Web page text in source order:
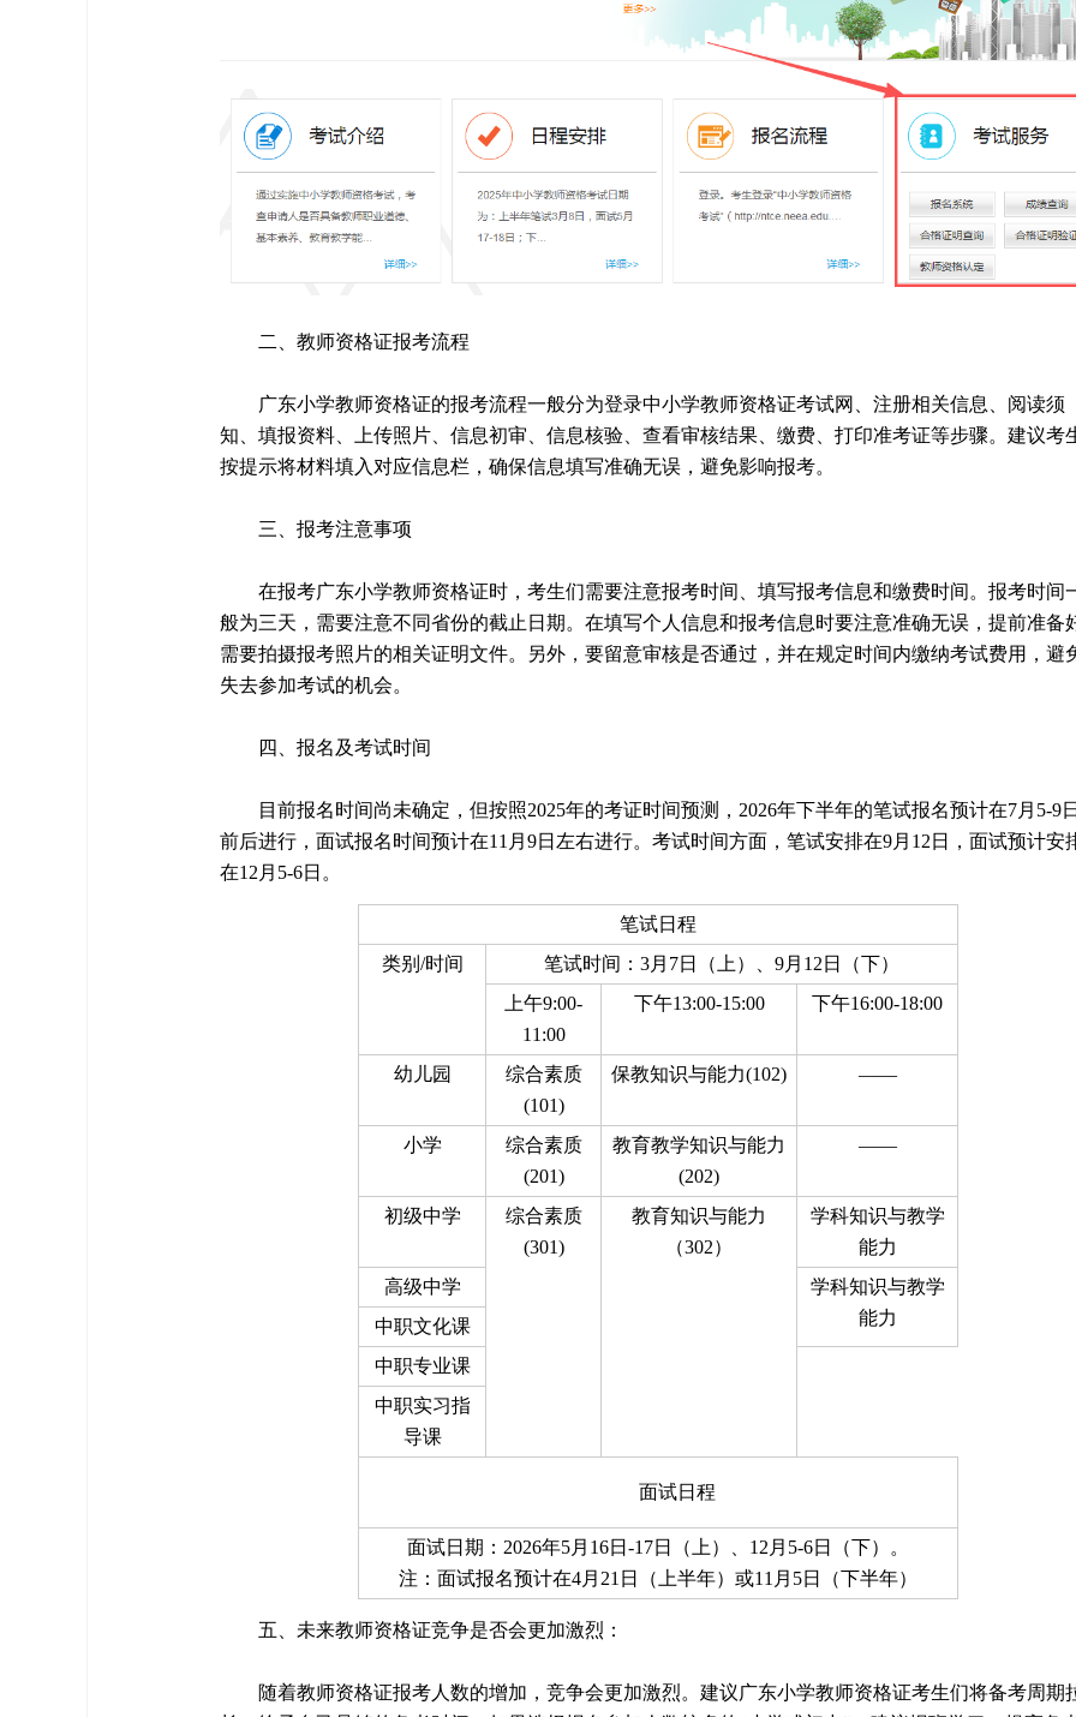
二、教师资格证报考流程
广东小学教师资格证的报考流程一般分为登录中小学教师资格证考试网、注册相关信息、阅读须
知、填报资料、上传照片、信息初审、信息核验、查看审核结果、缴费、打印准考证等步骤。建议考
按提示将材料填入对应信息栏，确保信息填写准确无误，避免影响报考。
三、报考注意事项
在报考广东小学教师资格证时，考生们需要注意报考时间、填写报考信息和缴费时间。报考时间
般为三天，需要注意不同省份的截止日期。在填写个人信息和报考信息时要注意准确无误，提前准备
需要拍摄报考照片的相关证明文件。另外，要留意审核是否通过，并在规定时间内缴纳考试费用，避
失去参加考试的机会。
四、报名及考试时间
目前报名时间尚未确定，但按照2025年的考证时间预测，2026年下半年的笔试报名预计在7月5-9日
前后进行，面试报名时间预计在11月9日左右进行。考试时间方面，笔试安排在9月12日，面试预计安
在12月5-6日。
笔试日程
类别/时间
笔试时间：3月7日（上）、9月12日（下）
上午9:00-
11:00
下午13:00-15:00 下午16:00-18:00
幼儿园
综合素质
(101)
保教知识与能力(102) ——
小学
综合素质
(201)
教育教学知识与能力
(202)
——
初级中学
综合素质
(301)
教育知识与能力
（302）
学科知识与教学
能力
高级中学
学科知识与教学
能力
中职文化课
中职专业课
中职实习指
导课
面试日程
面试日期：2026年5月16日-17日（上）、12月5-6日（下）。
注：面试报名预计在4月21日（上半年）或11月5日（下半年）
五、未来教师资格证竞争是否会更加激烈：
随着教师资格证报考人数的增加，竞争会更加激烈。建议广东小学教师资格证考生们将备考周期